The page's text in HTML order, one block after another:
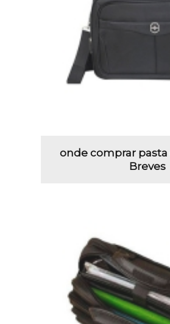
onde comprar pasta
Breves